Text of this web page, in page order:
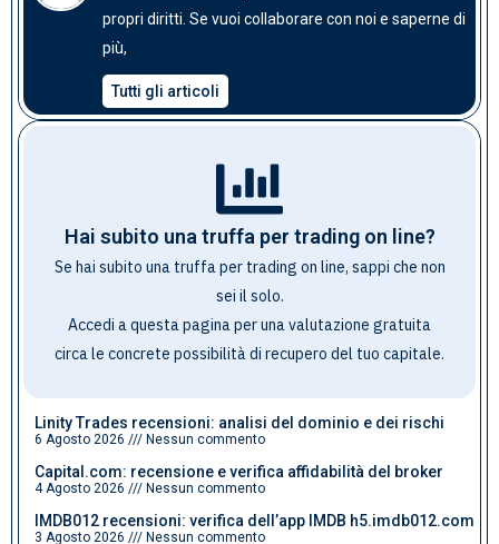
propri diritti. Se vuoi collaborare con noi e saperne di
più,
Tutti gli articoli
Hai subito una truffa per trading on line?
Se hai subito una truffa per trading on line, sappi che non
sei il solo.
Accedi a questa pagina per una valutazione gratuita
circa le concrete possibilità di recupero del tuo capitale.
Linity Trades recensioni: analisi del dominio e dei rischi
6 Agosto 2026 Nessun commento
Capital.com: recensione e verifica affidabilità del broker
4 Agosto 2026 Nessun commento
IMDB012 recensioni: verifica dell’app IMDB h5.imdb012.com
3 Agosto 2026 Nessun commento